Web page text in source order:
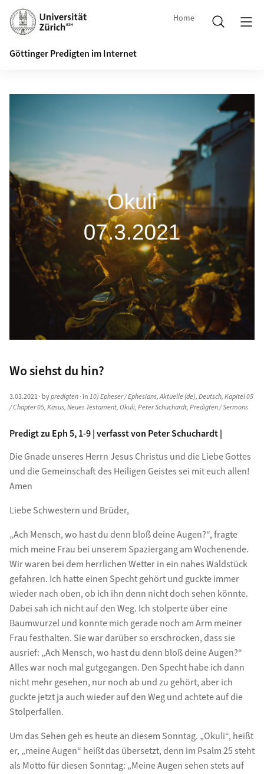
Home
Göttinger Predigten im Internet
Wo siehst du hin?
3.03.2021· bypredigten· in10) Epheser / Ephesians,Aktuelle (de),Deutsch,Kapitel 05
/ Chapter 05,Kasus,Neues Testament,Okuli,Peter Schuchardt,Predigten / Sermons
Predigt zu Eph 5, 1-9 | verfasst von Peter Schuchardt |
Die Gnade unseres Herrn Jesus Christus und die Liebe Gottes
und die Gemeinschaft des Heiligen Geistes sei mit euch allen!
Amen
Liebe Schwestern und Brüder,
„Ach Mensch, wo hast du denn bloß deine Augen?“, fragte
mich meine Frau bei unserem Spaziergang am Wochenende.
Wir waren bei dem herrlichen Wetter in ein nahes Waldstück
gefahren. Ich hatte einen Specht gehört und guckte immer
wieder nach oben, ob ich ihn denn nicht doch sehen könnte.
Dabei sah ich nicht auf den Weg. Ich stolperte über eine
Baumwurzel und konnte mich gerade noch am Arm meiner
Frau festhalten. Sie war darüber so erschrocken, dass sie
ausrief: „Ach Mensch, wo hast du denn bloß deine Augen?“
Alles war noch mal gutgegangen. Den Specht habe ich dann
nicht mehr gesehen, nur noch ab und zu gehört, aber ich
guckte jetzt ja auch wieder auf den Weg und achtete auf die
Stolperfallen.
Um das Sehen geh es heute an diesem Sonntag. „Okuli“, heißt
er, „meine Augen“ heißt das übersetzt, denn im Psalm 25 steht
als Motto für diesen Sonntag: „Meine Augen sehen stets auf